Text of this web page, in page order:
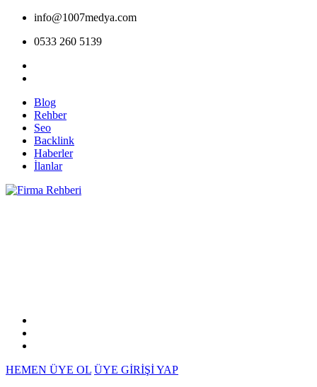
info@1007medya.com
0533 260 5139
Blog
Rehber
Seo
Backlink
Haberler
İlanlar
HEMEN ÜYE OL ÜYE GİRİŞİ YAP